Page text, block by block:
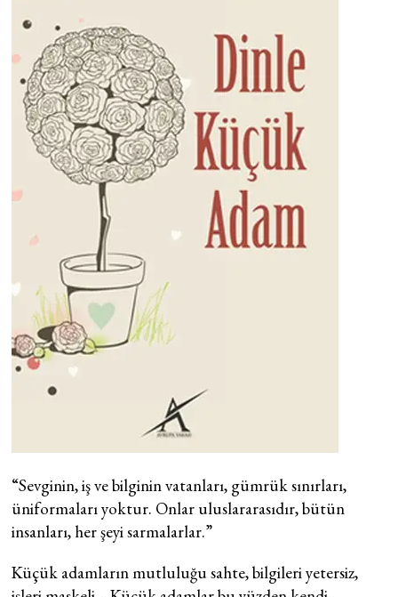
“Sevginin, iş ve bilginin vatanları, gümrük sınırları,
üniformaları yoktur. Onlar uluslararasıdır, bütün
insanları, her şeyi sarmalarlar.”
Küçük adamların mutluluğu sahte, bilgileri yetersiz,